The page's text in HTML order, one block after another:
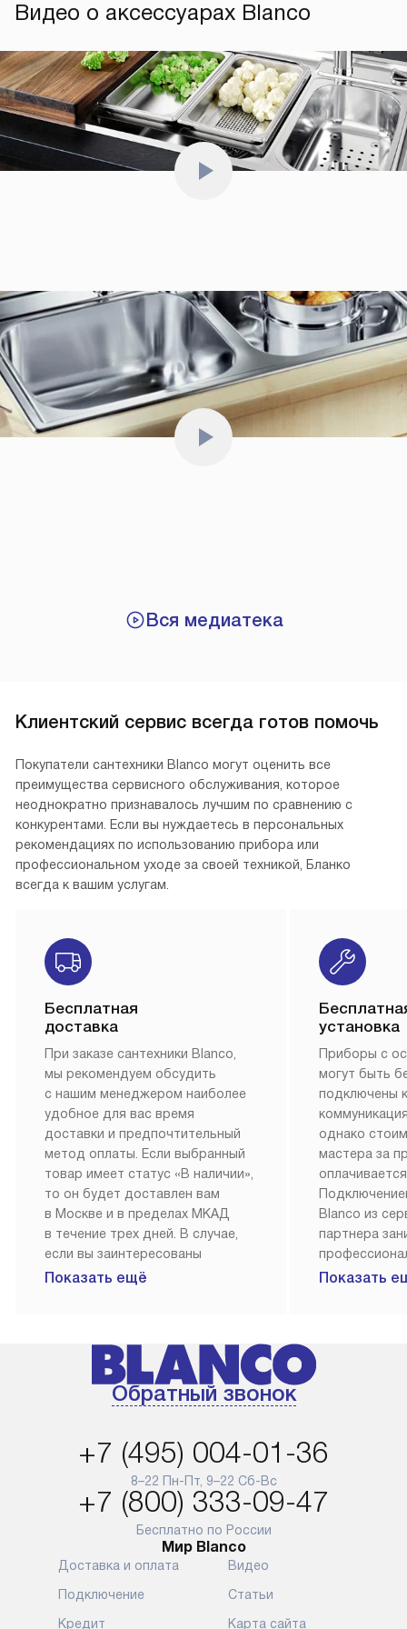
Видео о аксессуарах Blanco
Вся медиатека
Клиентский сервис всегда готов помочь
Покупатели сантехники Blanco могут оценить все
преимущества сервисного обслуживания, которое
неоднократно признавалось лучшим по сравнению с
конкурентами. Если вы нуждаетесь в персональных
рекомендациях по использованию прибора или
профессиональном уходе за своей техникой, Бланко
всегда к вашим услугам.
Бесплатная
доставка
При заказе сантехники Blanco,
мы рекомендуем обсудить
с нашим менеджером наиболее
удобное для вас время
доставки и предпочтительный
метод оплаты. Если выбранный
товар имеет статус «В наличии»,
то он будет доставлен вам
в Москве и в пределах МКАД
в течение трех дней. В случае,
если вы заинтересованы
в товаре, который доступен
менеджером на сайте. Товары
с особым лейблом
доставляются бесплатно
аксессуаров не предусмотрена.
Для доставки в другие регионы
мы используем услуги
транспортной компании.
Уточняйте все условия доставки
у нашего менеджера при
оформлении заказа.
В установленный день наша
Показать ещё
установка
Приборы с
могут быть
подключены
однако
мастера за
Blanco из
партнера
Наш сервис
возможные
Готовые
Показать
Обратный звонок
+7 (495) 004-01-36
8–22 Пн-Пт, 9–22 Сб-Вс
+7 (800) 333-09-47
Бесплатно по России
Мир Blanco
Доставка и оплата
Подключение
Кредит
Видео
Статьи
Карта сайта